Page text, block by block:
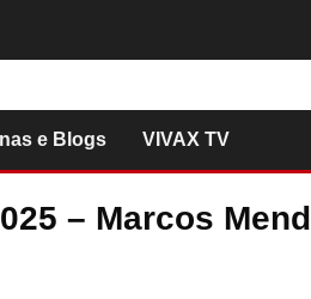
e Blogs VIVAX TV
– Marcos